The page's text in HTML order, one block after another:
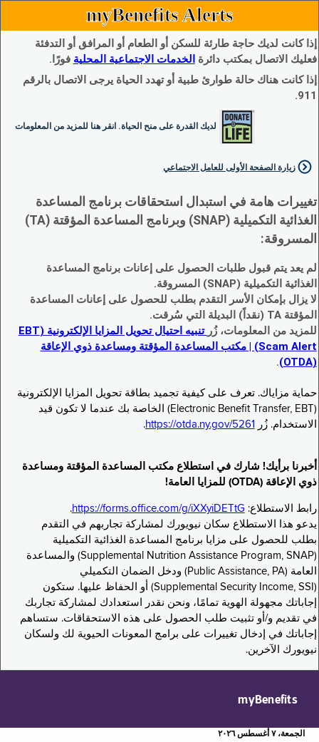
myBenefits Alerts
إذا كانت لديك حاجة طارئة للسكن أو الطعام أو المرافق أو التدفئة
فعليك الاتصال بمكتب دائرة الخدمات الاجتماعية المحلية فورًا.
إذا كانت هناك حالة طوارئ طبية أو تهدد الحياة يرجى الاتصال بالرقم
911.
لديك القدرة على منح الحياة. انقر هنا للمزيد من المعلومات
زيارة الصفحة الأولى للعامل الاجتماعي
تغييرات هامة في استبدال استحقاقات برنامج المساعدة
الغذائية التكميلية (SNAP) وبرنامج المساعدة المؤقتة (TA)
المسروقة:
لم يعد يتم قبول طلبات الحصول على إعانات برنامج المساعدة
الغذائية التكميلية (SNAP) المسروقة.
لا يزال بإمكان الأسر التقدم بطلب للحصول على إعانات المساعدة
المؤقتة TA (نقداً) البديلة التي سُرقت.
للمزيد من المعلومات، زُر
تنبيه احتيال تحويل المزايا الإلكترونية (EBT
Scam Alert) | مكتب المساعدة المؤقتة ومساعدة ذوي الإعاقة
(OTDA)
.
حماية مزاياك. تعرف على كيفية تجميد بطاقة تحويل المزايا الإلكترونية
(Electronic Benefit Transfer, EBT) الخاصة بك عندما لا تكون قيد
الاستخدام. زُر
https://otda.ny.gov/5261
.
أخبرنا برأيك! شارك في استطلاع مكتب المساعدة المؤقتة ومساعدة
ذوي الإعاقة (OTDA) للمزايا العامة!
رابط الاستطلاع: https://forms.office.com/g/iXXyiDETtG
.
يدعو هذا الاستطلاع سكان نيويورك لمشاركة تجاربهم في التقدم
بطلب للحصول على مزايا برنامج المساعدة الغذائية التكميلية
(Supplemental Nutrition Assistance Program, SNAP) والمساعدة
العامة (Public Assistance, PA) ودخل الضمان التكميلي
(Supplemental Security Income, SSI) أو الحفاظ عليها. ستكون
إجاباتك مجهولة الهوية تمامًا، ونحن نقدر استعدادك لمشاركة تجاربك
في تقديم و/أو تثبيت طلب الحصول على هذه الاستحقاقات. ستساهم
إجاباتك في إدخال تغييرات على برامج المعونات الحيوية لك ولسكان
نيويورك الآخرين.
myBenefits
الجمعة، ٧ أغسطس ٢٠٢٦